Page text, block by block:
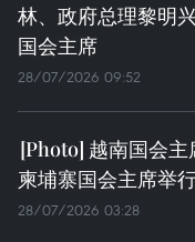
林、政府总理黎明
国会主席
28/07/2026 09:52
越南国会
柬埔寨国会主席举
28/07/2026 03:28